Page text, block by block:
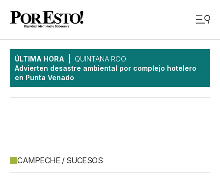
ÚLTIMA HORA
QUINTANA ROO
Advierten desastre ambiental por complejo hotelero
en Punta Venado
CAMPECHE / SUCESOS